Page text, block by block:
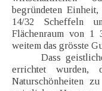
begründeten
14/32 Scheffeln
Flächenraum von 1
weitem das grösste
Dass geistliche
errichtet
Naturschönheiten